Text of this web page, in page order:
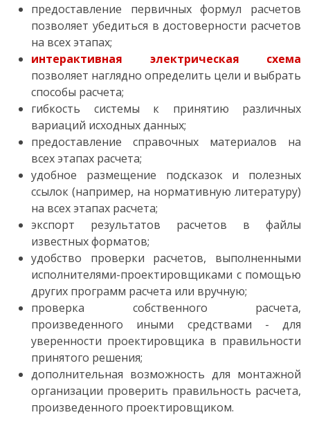
предоставление первичных формул расчетов
позволяет убедиться в достоверности расчетов
на всех этапах;
интерактивная электрическая схема
позволяет наглядно определить цели и выбрать
способы расчета;
гибкость системы к принятию различных
вариаций исходных данных;
предоставление справочных материалов на
всех этапах расчета;
удобное размещение подсказок и полезных
ссылок (например, на нормативную литературу)
на всех этапах расчета;
экспорт результатов расчетов в файлы
известных форматов;
удобство проверки расчетов, выполненными
исполнителями-проектировщиками с помощью
других программ расчета или вручную;
проверка собственного расчета,
произведенного иными средствами - для
уверенности проектировщика в правильности
принятого решения;
дополнительная возможность для монтажной
организации проверить правильность расчета,
произведенного проектировщиком.